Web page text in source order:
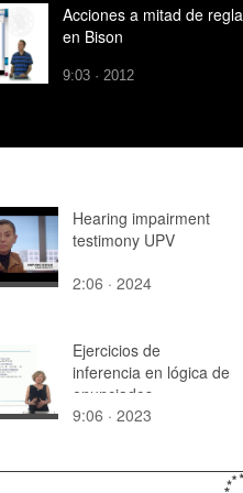
Acciones a mitad de regla
en Bison
9:03 · 2012
Hearing impairment
testimony UPV
2:06 · 2024
Ejercicios de
inferencia en lógica de
enunciados
9:06 · 2023